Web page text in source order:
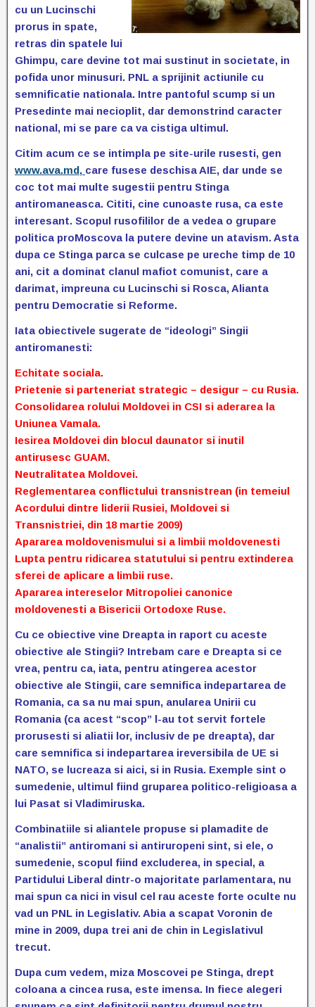
cu un Lucinschi
prorus in spate,
retras din spatele lui
Ghimpu, care devine tot mai sustinut in societate, in
pofida unor minusuri. PNL a sprijinit actiunile cu
semnificatie nationala. Intre pantoful scump si un
Presedinte mai necioplit, dar demonstrind caracter
national, mi se pare ca va cistiga ultimul.
Citim acum ce se intimpla pe site-urile rusesti, gen
www.ava.md, care fusese deschisa AIE, dar unde se
coc tot mai multe sugestii pentru Stinga
antiromaneasca. Cititi, cine cunoaste rusa, ca este
interesant. Scopul rusofililor de a vedea o grupare
politica proMoscova la putere devine un atavism. Asta
dupa ce Stinga parca se culcase pe ureche timp de 10
ani, cit a dominat clanul mafiot comunist, care a
darimat, impreuna cu Lucinschi si Rosca, Alianta
pentru Democratie si Reforme.
Iata obiectivele sugerate de “ideologi” Singii
antiromanesti:
Echitate sociala.
Prietenie si parteneriat strategic – desigur – cu Rusia.
Consolidarea rolului Moldovei in CSI si aderarea la
Uniunea Vamala.
Iesirea Moldovei din blocul daunator si inutil
antirusesc GUAM.
Neutralitatea Moldovei.
Reglementarea conflictului transnistrean (in temeiul
Acordului dintre liderii Rusiei, Moldovei si
Transnistriei, din 18 martie 2009)
Apararea moldovenismului si a limbii moldovenesti
Lupta pentru ridicarea statutului si pentru extinderea
sferei de aplicare a limbii ruse.
Apararea intereselor Mitropoliei canonice
moldovenesti a Bisericii Ortodoxe Ruse.
Cu ce obiective vine Dreapta in raport cu aceste
obiective ale Stingii? Intrebam care e Dreapta si ce
vrea, pentru ca, iata, pentru atingerea acestor
obiective ale Stingii, care semnifica indepartarea de
Romania, ca sa nu mai spun, anularea Unirii cu
Romania (ca acest “scop” l-au tot servit fortele
prorusesti si aliatii lor, inclusiv de pe dreapta), dar
care semnifica si indepartarea ireversibila de UE si
NATO, se lucreaza si aici, si in Rusia. Exemple sint o
sumedenie, ultimul fiind gruparea politico-religioasa a
lui Pasat si Vladimiruska.
Combinatiile si aliantele propuse si plamadite de
“analistii” antiromani si antiruropeni sint, si ele, o
sumedenie, scopul fiind excluderea, in special, a
Partidului Liberal dintr-o majoritate parlamentara, nu
mai spun ca nici in visul cel rau aceste forte oculte nu
vad un PNL in Legislativ. Abia a scapat Voronin de
mine in 2009, dupa trei ani de chin in Legislativul
trecut.
Dupa cum vedem, miza Moscovei pe Stinga, drept
coloana a cincea rusa, este imensa. In fiece alegeri